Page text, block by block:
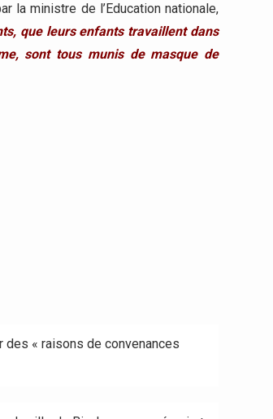
la ministre de l’Education nationale,
que leurs enfants travaillent dans
sont tous munis de masque de
des « raisons de convenances